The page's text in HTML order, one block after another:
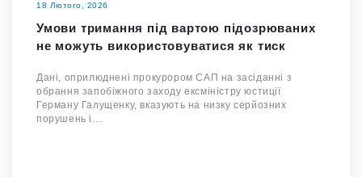
18 Лютого, 2026
Умови тримання під вартою підозрюваних
не можуть використовуватися як тиск
Дані, оприлюднені прокурором САП на засіданні з
обрання запобіжного заходу ексміністру юстиції
Герману Галущенку, вказують на низку серйозних
порушень і…